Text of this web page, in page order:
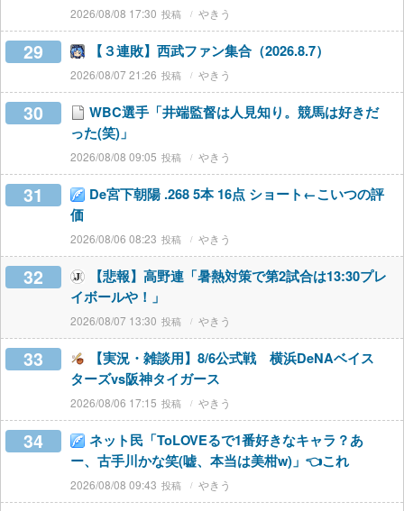
2026/08/08 17:30 やきう
29 【３連敗】西武ファン集合（2026.8.7）
2026/08/07 21:26 やきう
30
WBC選手「井端監督は人見知り。競馬は好きだ
った(笑)」
2026/08/08 09:05 やきう
31
De宮下朝陽 .268 5本 16点 ショート←こいつの評
価
2026/08/06 08:23 やきう
32
【悲報】高野連「暑熱対策で第2試合は13:30プレ
イボールや！」
2026/08/07 13:30 やきう
33
【実況・雑談用】8/6公式戦 横浜DeNAベイス
ターズvs阪神タイガース
2026/08/06 17:15 やきう
34
ネット民「ToLOVEるで1番好きなキャラ？あ
ー、古手川かな笑(嘘、本当は美柑w)」👈これ
2026/08/08 09:43 やきう